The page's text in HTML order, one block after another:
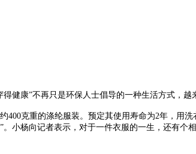
康”不再只是环保人士倡导的一种生活方式，越
克重的涤纶服装。预定其使用寿命为2年，用
小杨向记者表示，对于一件衣服的一生，还有个